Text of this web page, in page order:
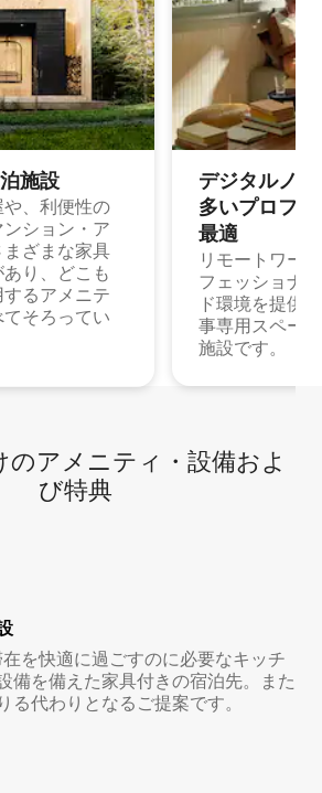
施⁠設
、利便性の
ション・ア
ざまな家具
り、どこも
るアメニテ
そろってい
デジタルノ
多⁠いプ⁠ロ⁠フ⁠
最⁠適
リモートワー
フェッショナ
ド環境を提供
事専用スペー
施設です。
のア⁠メ⁠ニ⁠テ⁠ィ⁠・設⁠備⁠およ
び特⁠典
を快適に過ごすのに必要なキッチ
備を備えた家具付きの宿泊先。また
る代わりとなるご提案です。